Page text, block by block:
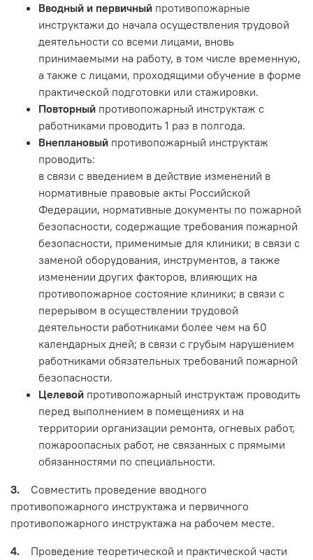
Вводный и первичный противопожарные
инструктажи до начала осуществления трудовой
деятельности со всеми лицами, вновь
принимаемыми на работу, в том числе временную,
а также с лицами, проходящими обучение в форме
практической подготовки или стажировки.
Повторный противопожарный инструктаж с
работниками проводить 1 раз в полгода.
Внеплановый противопожарный инструктаж
проводить:
в связи с введением в действие изменений в
нормативные правовые акты Российской
Федерации, нормативные документы по пожарной
безопасности, содержащие требования пожарной
безопасности, применимые для клиники; в связи с
заменой оборудования, инструментов, а также
изменении других факторов, влияющих на
противопожарное состояние клиники; в связи с
перерывом в осуществлении трудовой
деятельности работниками более чем на 60
календарных дней; в связи с грубым нарушением
работниками обязательных требований пожарной
безопасности.
Целевой противопожарный инструктаж проводить
перед выполнением в помещениях и на
территории организации ремонта, огневых работ,
пожароопасных работ, не связанных с прямыми
обязанностями по специальности.
3. Совместить проведение вводного
противопожарного инструктажа и первичного
противопожарного инструктажа на рабочем месте.
4. Проведение теоретической и практической части